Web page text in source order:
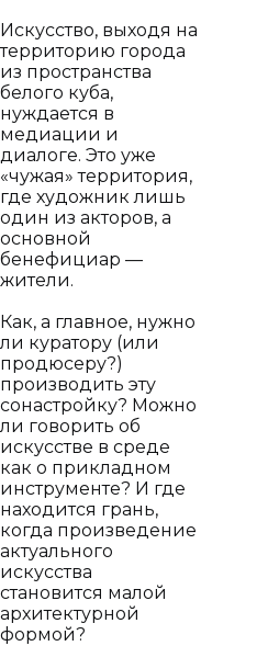
Искусство, выходя на
территорию города
из пространства
белого куба,
нуждается в
медиации и
диалоге. Это уже
«чужая» территория,
где художник лишь
один из акторов, а
основной
бенефициар —
жители.
Как, а главное, нужно
ли куратору (или
продюсеру?)
производить эту
сонастройку? Можно
ли говорить об
искусстве в среде
как о прикладном
инструменте? И где
находится грань,
когда произведение
актуального
искусства
становится малой
архитектурной
формой?